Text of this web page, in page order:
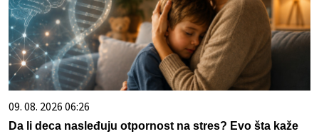
09. 08. 2026 06:26
Da li deca nasleđuju otpornost na stres? Evo šta kaže